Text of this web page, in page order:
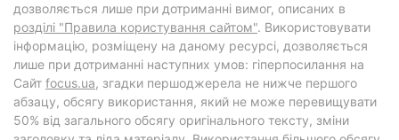
дозволяється лише при дотриманні вимог, описаних в
розділі "Правила користування сайтом". Використовувати
інформацію, розміщену на даному ресурсі, дозволяється
лише при дотриманні наступних умов: гіперпосилання на
Cайт focus.ua, згадки першоджерела не нижче першого
абзацу, обсягу використання, який не може перевищувати
50% від загального обсягу оригінального тексту, зміни